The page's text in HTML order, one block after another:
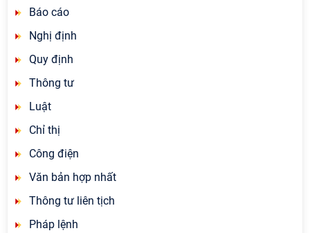
Báo cáo
Nghị định
Quy định
Thông tư
Luật
Chỉ thị
Công điện
Văn bản hợp nhất
Thông tư liên tịch
Pháp lệnh